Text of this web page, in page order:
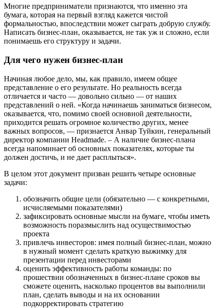
Многие предприниматели признаются, что именно эта
бумага, которая на первый взгляд кажется чистой
формальностью, впоследствии может сыграть добрую службу.
Написать бизнес-план, оказывается, не так уж и сложно, если
понимаешь его структуру и задачи.
Для чего нужен бизнес-план
Начиная любое дело, мы, как правило, имеем общее
представление о его результате. Но реальность всегда
отличается и часто — довольно сильно — от наших
представлений о ней. «Когда начинаешь заниматься бизнесом,
оказывается, что, помимо своей основной деятельности,
приходится решать огромное количество других, менее
важных вопросов, — признается Анвар Туйкин, генеральный
директор компании Headmade. – А наличие бизнес-плана
всегда напоминает об основных показателях, которые ты
должен достичь, и не дает расплыться».
В целом этот документ призван решить четыре основные
задачи:
обозначить общие цели (обязательно — с конкретными,
исчисляемыми показателями)
зафиксировать основные мысли на бумаге, чтобы иметь
возможность поразмыслить над осуществимостью
проекта
привлечь инвесторов: имея полный бизнес-план, можно
в нужный момент сделать краткую выжимку для
презентации перед инвесторами
оценить эффективность работы команды: по
прошествии обозначенных в бизнес-плане сроков вы
сможете оценить, насколько процентов вы выполнили
план, сделать выводы и на их основании
подкорректировать стратегию